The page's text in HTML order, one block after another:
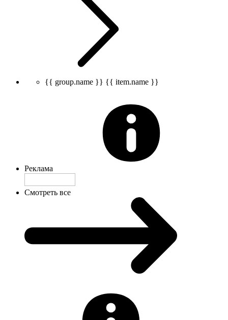
{{ group.name }} {{ item.name }}
Реклама
Смотреть все